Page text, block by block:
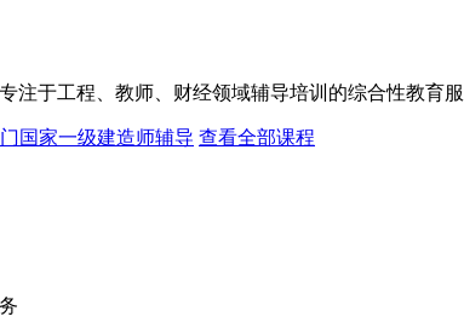
注于工程、教师、财经领域辅导培训的综合性教育
国家一级建造师辅导 查看全部课程